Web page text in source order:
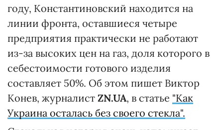
году, Константиновский находится на
линии фронта, оставшиеся четыре
предприятия практически не работают
из-за высоких цен на газ, доля которого в
себестоимости готового изделия
составляет 50%. Об этом пишет Виктор
Конев, журналист ZN.UA, в статье "Как
Украина осталась без своего стекла".